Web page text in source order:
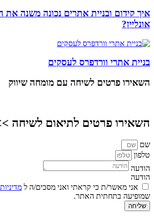
איך קידום ובניית אתרים נכונה משנה
אונליין?
בניית אתרי וורדפרס לעסקים
השאירו פרטים לשיחה עם מומחה שיווק
השאירו פרטים לתיאום לשיחה
שם
טלפון
הודעה
הודעה
אני מאשר/ת כי קראתי ואני מסכים/ה ל
שמופיעה בתחתית האתר.
שליחה